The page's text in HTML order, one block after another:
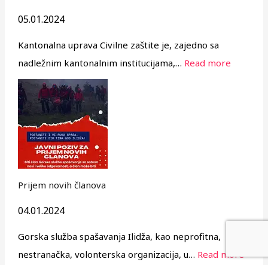
05.01.2024
Kantonalna uprava Civilne zaštite je, zajedno sa
nadležnim kantonalnim institucijama,… Read more
Prijem novih članova
04.01.2024
Gorska služba spašavanja Ilidža, kao neprofitna,
nestranačka, volonterska organizacija, u… Read more